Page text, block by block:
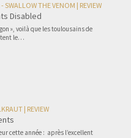
SWALLOW THE VENOM | REVIEW
Disabled
», voilà que les toulousains de
le…
| REVIEW
cette année : après l’excellent